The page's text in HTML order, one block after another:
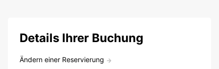
Details Ihrer Buchung
Ändern einer Reservierung